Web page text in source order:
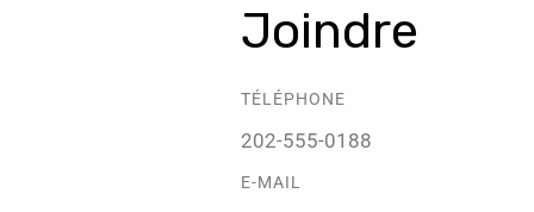
Joindre
TÉLÉPHONE
202-555-0188
E-MAIL